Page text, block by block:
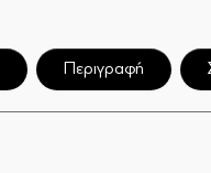
Περιγραφή